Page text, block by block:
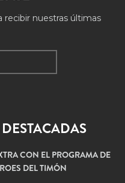
recibir nuestras últimas
CON EL PROGRAMA DE
DEL TIMÓN